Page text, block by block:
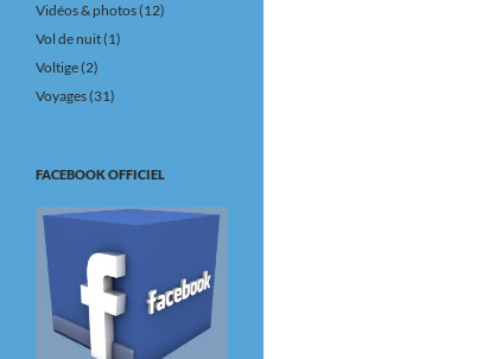
Vidéos & photos(12)
Vol de nuit(1)
Voltige(2)
Voyages(31)
FACEBOOK OFFICIEL